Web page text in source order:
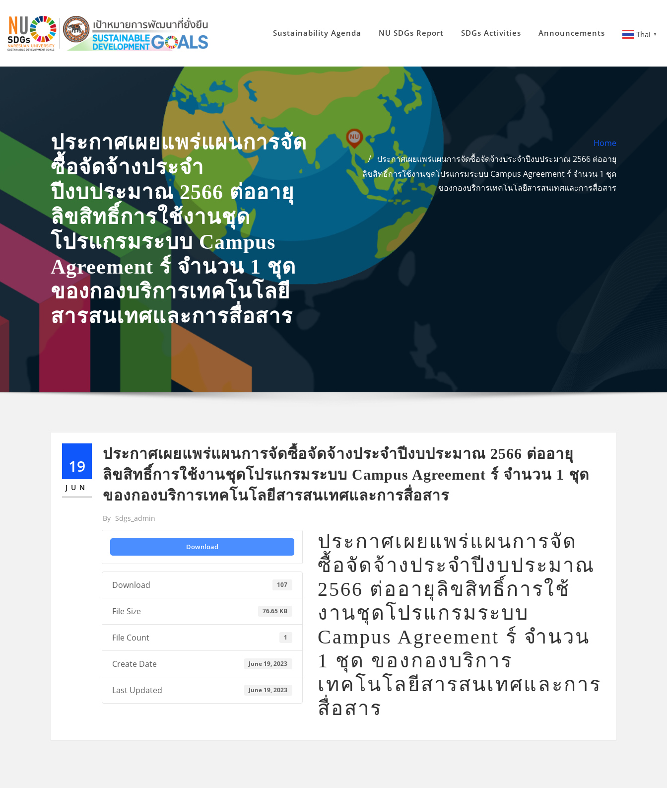
Sustainability Agenda NU SDGs Report SDGs Activities Announcements Thai ▼
ประกาศเผยแพร่แผนการจัด
ซื้อจัดจ้างประจำ
ปีงบประมาณ 2566 ต่ออายุ
ลิขสิทธิ์การใช้งานชุด
โปรแกรมระบบ Campus
Agreement ร์ จำนวน 1 ชุด
ของกองบริการเทคโนโลยี
สารสนเทศและการสื่อสาร
Home
ประกาศเผยแพร่แผนการจัดซื้อจัดจ้างประจำปีงบประมาณ 2566 ต่ออายุ
ลิขสิทธิ์การใช้งานชุดโปรแกรมระบบ Campus Agreement ร์ จำนวน 1 ชุด
ของกองบริการเทคโนโลยีสารสนเทศและการสื่อสาร
19
JUN
ประกาศเผยแพร่แผนการจัดซื้อจัดจ้างประจำปีงบประมาณ 2566 ต่ออายุ
ลิขสิทธิ์การใช้งานชุดโปรแกรมระบบ Campus Agreement ร์ จำนวน 1 ชุด
ของกองบริการเทคโนโลยีสารสนเทศและการสื่อสาร
By Sdgs_admin
Download
Download 107
File Size 76.65 KB
File Count 1
Create Date June 19, 2023
Last Updated June 19, 2023
ประกาศเผยแพร่แผนการจัด
ซื้อจัดจ้างประจำปีงบประมาณ
2566 ต่ออายุลิขสิทธิ์การใช้
งานชุดโปรแกรมระบบ
Campus Agreement ร์ จำนวน
1 ชุด ของกองบริการ
เทคโนโลยีสารสนเทศและการ
สื่อสาร